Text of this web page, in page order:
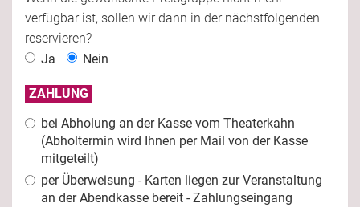
verfügbar ist, sollen wir dann in der nächstfolgenden
reservieren?
Ja
Nein
ZAHLUNG
bei Abholung an der Kasse vom Theaterkahn
(Abholtermin wird Ihnen per Mail von der Kasse
mitgeteilt)
per Überweisung - Karten liegen zur Veranstaltung
an der Abendkasse bereit - Zahlungseingang